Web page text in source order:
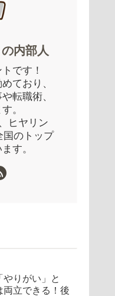
内部人
です！
ており、
転職術、
。
ヒヤリン
国のトップ
す。
やりがい」と
両立できる！後